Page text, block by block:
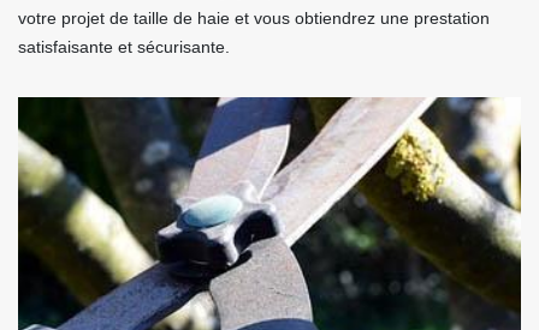
votre projet de taille de haie et vous obtiendrez une prestation
satisfaisante et sécurisante.